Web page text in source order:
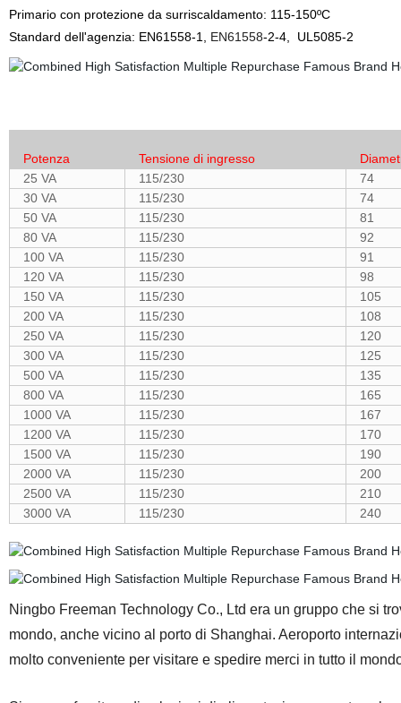
Primario con protezione da surriscaldamento: 115-150ºC
Standard dell'agenzia: EN61558-1, EN61558-2-4, UL5085-2
Potenza Tensione di ingresso
25 VA
115/230
74
30 VA
115/230
74
50 VA
115/230
81
80 VA
115/230
92
100 VA
115/230
91
120 VA
115/230
98
150 VA
115/230
105
200 VA
115/230
108
250 VA
115/230
120
300 VA
115/230
125
500 VA
115/230
135
800 VA
115/230
165
1000 VA
115/230
167
1200 VA
115/230
170
1500 VA
115/230
190
2000 VA
115/230
200
2500 VA
115/230
210
3000 VA
115/230 240
Ningbo Freeman Technology Co., Ltd era un gruppo che si
mondo, anche vicino al porto di Shanghai. Aeroporto
molto conveniente per visitare e spedire merci in tutto il